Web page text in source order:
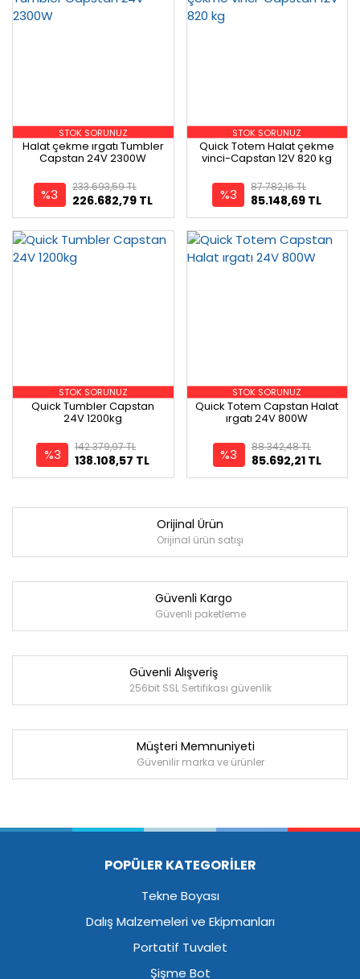
STOK SORUNUZ
Halat çekme ırgatı Tumbler
Capstan 24V 2300W
%3 226.682,79 TL
233.693,59 TL
STOK SORUNUZ
Quick Totem Halat çekme
vinci-Capstan 12V 820 kg
%3 85.148,69 TL
87.782,16 TL
STOK SORUNUZ
Quick Tumbler Capstan
24V 1200kg
%3 138.108,57 TL
142.379,97 TL
STOK SORUNUZ
Quick Totem Capstan Halat
ırgatı 24V 800W
%3 85.692,21 TL
88.342,48 TL
Orijinal Ürün
Orijinal ürün satışı
Güvenli Kargo
Güvenli paketleme
Güvenli Alışveriş
256bit SSL Sertifikası güvenlik
Müşteri Memnuniyeti
Güvenilir marka ve ürünler
POPÜLER KATEGORİLER
Tekne Boyası
Dalış Malzemeleri ve Ekipmanları
Portatif Tuvalet
Şişme Bot